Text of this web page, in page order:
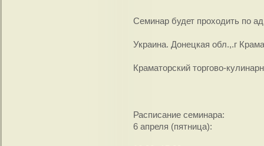
Семинар будет проходить по
Украина. Донецкая обл.,.г
Краматорский торгово-
Расписание семинара:
6 апреля (пятница):